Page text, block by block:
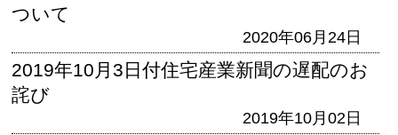
ついて
2020年06月24日
2019年10月3日付住宅産業新聞の遅配のお
詫び
2019年10月02日